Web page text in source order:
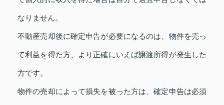
なりません。
不動産売却後に確定申告が必要になるのは、物件を売っ
て利益を得た方、より正確にいえば譲渡所得が発生した
方です。
物件の売却によって損失を被った方は、確定申告は必須